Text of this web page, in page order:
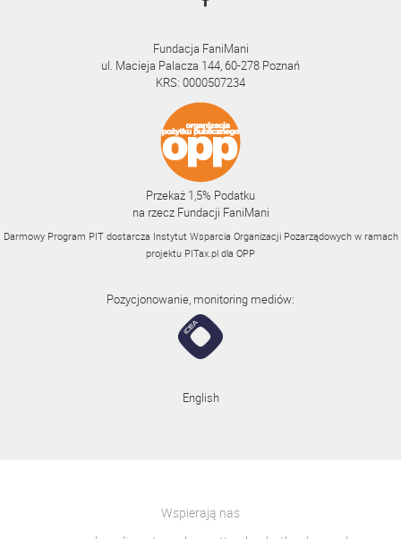
Fundacja FaniMani
ul. Macieja Palacza 144, 60-278 Poznań
KRS: 0000507234
Przekaż 1,5% Podatku
na rzecz Fundacji FaniMani
Darmowy Program PIT dostarcza Instytut Wsparcia Organizacji Pozarządowych w ramach
projektu PITax.pl dla OPP
Pozycjonowanie, monitoring mediów:
English
Wspierają nas